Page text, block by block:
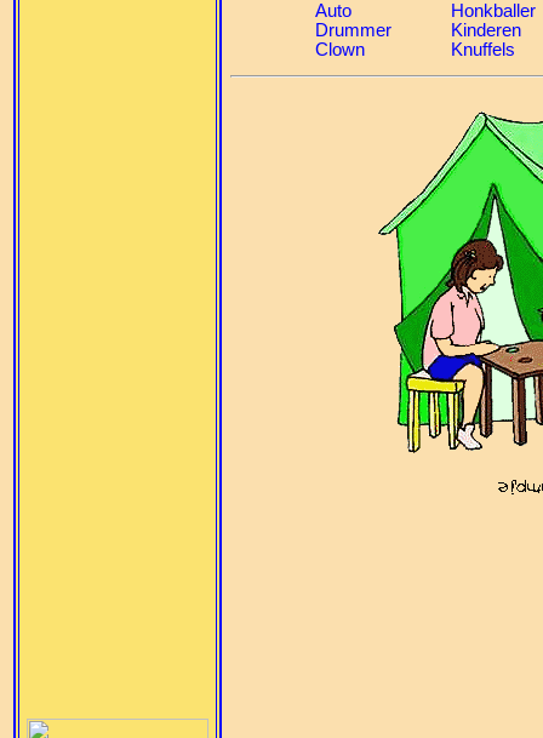
Auto
Drummer
Clown
Honkballer
Kinderen
Knuffels